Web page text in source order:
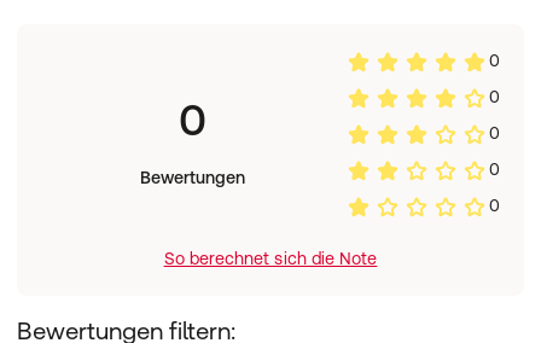
0
Bewertungen
0
0
0
0
0
So berechnet sich die Note
Bewertungen filtern: